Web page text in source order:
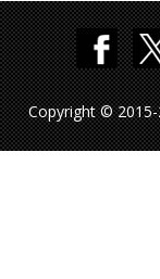
Copyright ©